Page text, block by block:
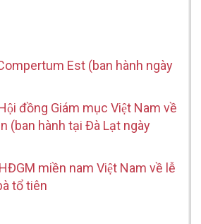
Est (ban hành ngày
đồng Giám mục Việt Nam về
(ban hành tại Đà Lạt ngày
miền nam Việt Nam về lễ
tổ tiên